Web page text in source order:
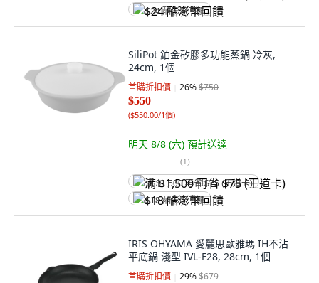
$24 酷澎幣回饋
SiliPot 鉑金矽膠多功能蒸鍋 冷灰,
24cm, 1個
首購折扣價 26%$750
$550
($550.00/1個)
明天 8/8 (六) 預計送達
(1)
满 $1,500 再省 $75 (王道卡)
$18 酷澎幣回饋
IRIS OHYAMA 愛麗思歐雅瑪 IH不沾
平底鍋 淺型 IVL-F28, 28cm, 1個
首購折扣價 29%$679